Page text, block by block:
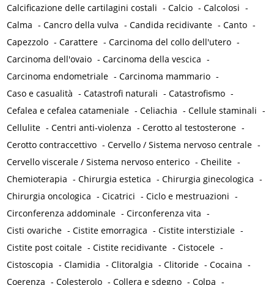
Calcificazione delle cartilagini costali -Calcio -Calcolosi -
Calma -Cancro della vulva -Candida recidivante -Canto -
Capezzolo -Carattere -Carcinoma del collo dell'utero -
Carcinoma dell'ovaio -Carcinoma della vescica -
Carcinoma endometriale -Carcinoma mammario -
Caso e casualità -Catastrofi naturali -Catastrofismo -
Cefalea e cefalea catameniale -Celiachia -Cellule staminali -
Cellulite -Centri anti-violenza -Cerotto al testosterone -
Cerotto contraccettivo -Cervello / Sistema nervoso centrale -
Cervello viscerale / Sistema nervoso enterico -Cheilite -
Chemioterapia -Chirurgia estetica -Chirurgia ginecologica -
Chirurgia oncologica -Cicatrici -Ciclo e mestruazioni -
Circonferenza addominale -Circonferenza vita -
Cisti ovariche -Cistite emorragica -Cistite interstiziale -
Cistite post coitale -Cistite recidivante -Cistocele -
Cistoscopia -Clamidia -Clitoralgia -Clitoride -Cocaina -
Coerenza -Colesterolo -Collera e sdegno -Colpa -